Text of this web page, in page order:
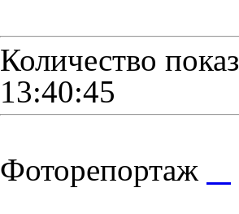
Количество
13:40:45
Фоторепортаж